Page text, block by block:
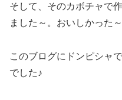
そして、そのカボチャで
ました～。おいしかった
このブログにドンピシャ
でした♪